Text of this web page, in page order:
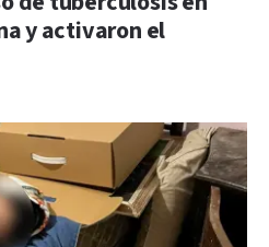
y activaron el